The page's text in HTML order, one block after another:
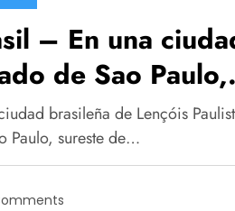
– En una
de Sao Paulo,
tras un paro
brasileña de Lençóis
Paulo, sureste de…